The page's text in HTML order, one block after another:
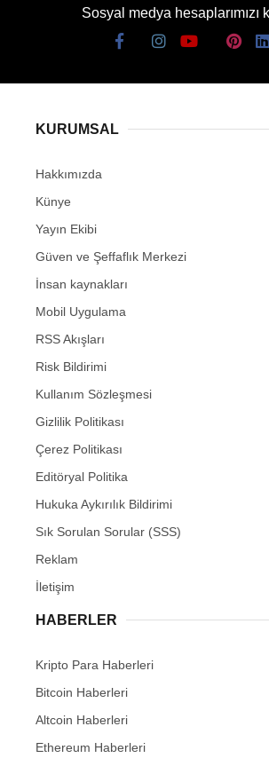
Sosyal medya hesaplarımızı
KURUMSAL
Hakkımızda
Künye
Yayın Ekibi
Güven ve Şeffaflık Merkezi
İnsan kaynakları
Mobil Uygulama
RSS Akışları
Risk Bildirimi
Kullanım Sözleşmesi
Gizlilik Politikası
Çerez Politikası
Editöryal Politika
Hukuka Aykırılık Bildirimi
Sık Sorulan Sorular (SSS)
Reklam
İletişim
HABERLER
Kripto Para Haberleri
Bitcoin Haberleri
Altcoin Haberleri
Ethereum Haberleri